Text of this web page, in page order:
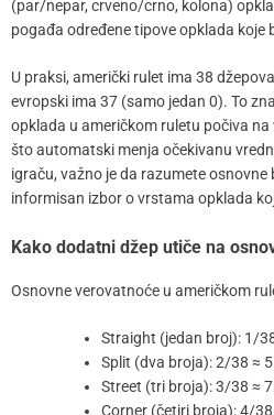
(par/nepar, crveno/crno, kolona)
pogađa određene tipove opklada koje
U praksi, američki rulet ima 38
evropski ima 37 (samo jedan 0). To
opklada u američkom ruletu počiva
što automatski menja očekivanu
igraču, važno je da razumete osnovne
informisan izbor o vrstama opklada
Kako dodatni džep utiče na
Osnovne verovatnoće u američkom
Straight (jedan broj): 1/
Split (dva broja): 2/38 ≈
Street (tri broja): 3/38 ≈
Corner (četiri broja): 4/